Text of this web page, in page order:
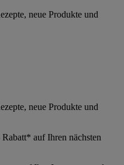
neue Produkte und
neue Produkte und
auf Ihren nächsten